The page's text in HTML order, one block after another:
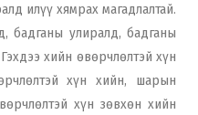
илүү хямрах магадлалтай.
бадганы улиралд, бадганы
хийн өвөрчлөлтэй хүн
хүн хийн, шарын
хүн зөвхөн хийн